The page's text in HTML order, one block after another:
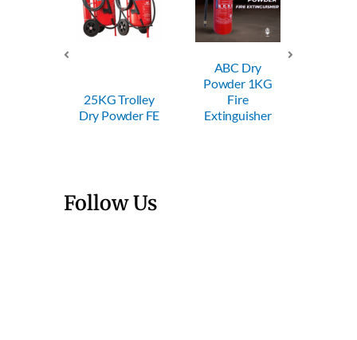
Fire
Extinguisher
ABC Dry
Powder 2KG
Extinguisher
Follow Us